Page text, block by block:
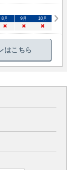
8月 9月 10月
× × ×
はこちら